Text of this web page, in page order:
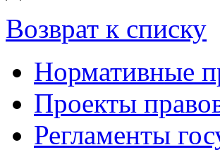
Возврат к списку
Нормативные
Проекты
Регламенты